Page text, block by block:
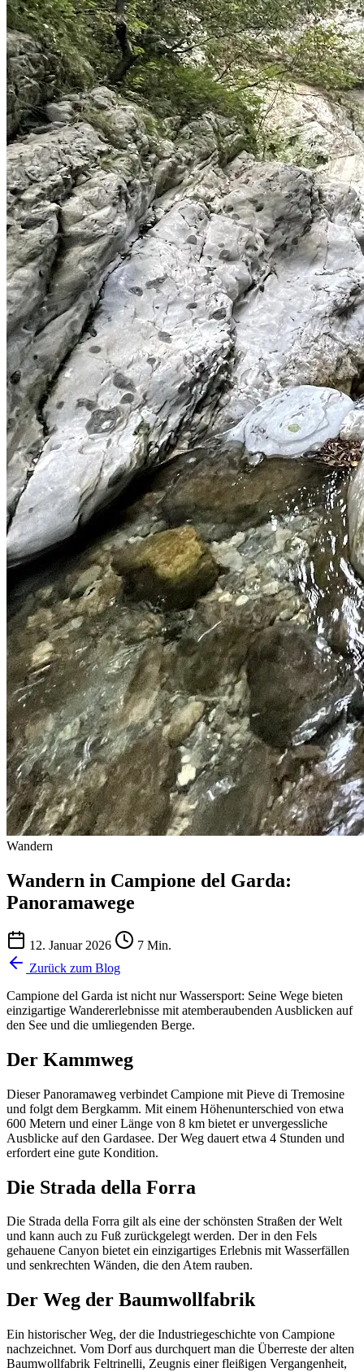
Wandern
Wandern in Campione del Garda:
Panoramawege
12. Januar 2026
7 Min.
Zurück zum Blog
Campione del Garda ist nicht nur Wassersport: Seine Wege bieten
einzigartige Wandererlebnisse mit atemberaubenden Ausblicken auf
den See und die umliegenden Berge.
Der Kammweg
Dieser Panoramaweg verbindet Campione mit Pieve di Tremosine
und folgt dem Bergkamm. Mit einem Höhenunterschied von etwa
600 Metern und einer Länge von 8 km bietet er unvergessliche
Ausblicke auf den Gardasee. Der Weg dauert etwa 4 Stunden und
erfordert eine gute Kondition.
Die Strada della Forra
Die Strada della Forra gilt als eine der schönsten Straßen der Welt
und kann auch zu Fuß zurückgelegt werden. Der in den Fels
gehauene Canyon bietet ein einzigartiges Erlebnis mit Wasserfällen
und senkrechten Wänden, die den Atem rauben.
Der Weg der Baumwollfabrik
Ein historischer Weg, der die Industriegeschichte von Campione
nachzeichnet. Vom Dorf aus durchquert man die Überreste der alten
Baumwollfabrik Feltrinelli, Zeugnis einer fleißigen Vergangenheit,